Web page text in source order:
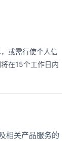
或需行使个人信
在15个工作日内
相关产品服务的